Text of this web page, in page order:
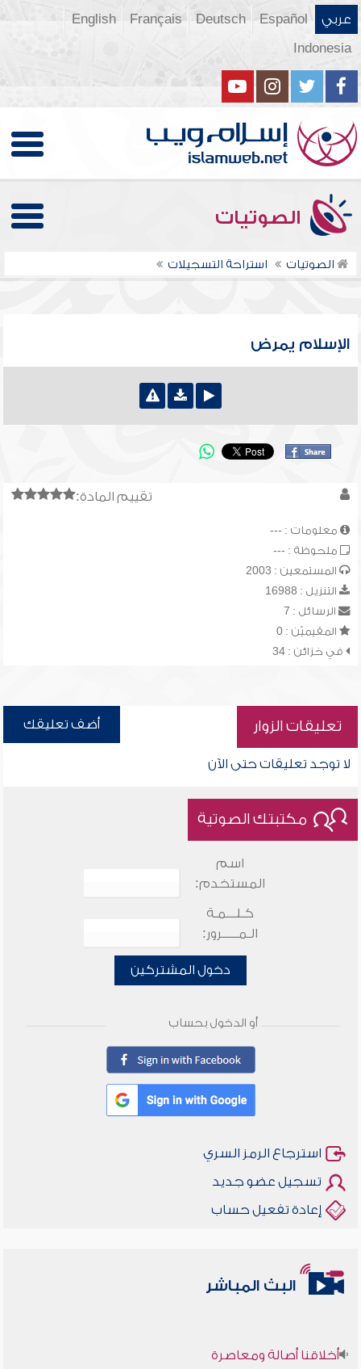
عربي Español
Deutsch
Français
English
Indonesia
الصوتيات
الصوتيات استراحة التسجيلات
الإسلام يمرض
تقييم المادة:
معلومات : ---
ملحوظة : ---
المستمعين : 2003
التنزيل : 16988
الرسائل : 7
المقيميّن : 0
في خزائن : 34
تعليقات الزوار أضف تعليقك
لا توجد تعليقات حتى الآن
مكتبتك الصوتية
اسم
المستخدم:
كـلـــمـة
الـمـــــرور:
دخول المشتركين
أو الدخول بحساب
استرجاع الرمز السري
تسجيل عضو جديد
إعادة تفعيل حساب
البث المباشر
أخلاقنا أصالة ومعاصرة